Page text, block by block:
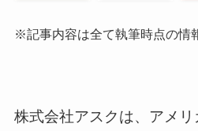
※記事内容は全て執筆時点の情
株式会社アスクは、アメ